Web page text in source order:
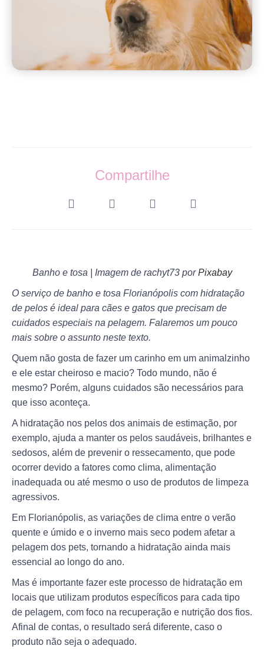
Compartilhe
Banho e tosa | Imagem de rachyt73 porPixabay
O serviço de banho e tosa Florianópolis com hidratação
de pelos é ideal para cães e gatos que precisam de
cuidados especiais na pelagem. Falaremos um pouco
mais sobre o assunto neste texto.
Quem não gosta de fazer um carinho em um animalzinho
e ele estar cheiroso e macio? Todo mundo, não é
mesmo? Porém, alguns cuidados são necessários para
que isso aconteça.
A hidratação nos pelos dos animais de estimação, por
exemplo, ajuda a manter os pelos saudáveis, brilhantes e
sedosos, além de prevenir o ressecamento, que pode
ocorrer devido a fatores como clima, alimentação
inadequada ou até mesmo o uso de produtos de limpeza
agressivos.
Em Florianópolis, as variações de clima entre o verão
quente e úmido e o inverno mais seco podem afetar a
pelagem dos pets, tornando a hidratação ainda mais
essencial ao longo do ano.
Mas é importante fazer este processo de hidratação em
locais que utilizam produtos específicos para cada tipo
de pelagem, com foco na recuperação e nutrição dos fios.
Afinal de contas, o resultado será diferente, caso o
produto não seja o adequado.